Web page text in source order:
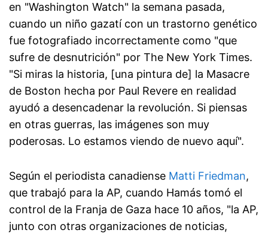
en "Washington Watch" la semana pasada,
cuando un niño gazatí con un trastorno genético
fue fotografiado incorrectamente como "que
sufre de desnutrición" por The New York Times.
"Si miras la historia, [una pintura de] la Masacre
de Boston hecha por Paul Revere en realidad
ayudó a desencadenar la revolución. Si piensas
en otras guerras, las imágenes son muy
poderosas. Lo estamos viendo de nuevo aquí".
Según el periodista canadiense Matti Friedman,
que trabajó para la AP, cuando Hamás tomó el
control de la Franja de Gaza hace 10 años, "la AP,
junto con otras organizaciones de noticias,